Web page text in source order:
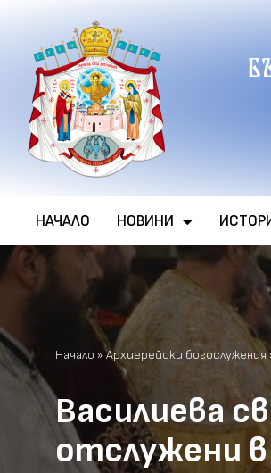
Продължете
към
съдържанието
НАЧАЛО НОВИНИ
Начало »Архиерейски богослужения
Василиева
отслужени